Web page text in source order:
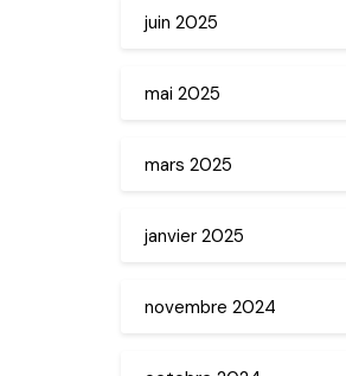
juin 2025
mai 2025
mars 2025
janvier 2025
novembre 2024